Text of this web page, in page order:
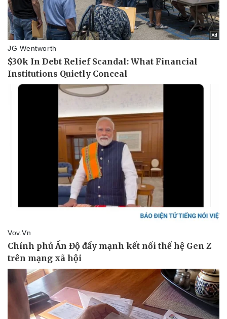
Thông tin doanh nghiệp
Doanh nghiệp 24h
Công nghệ
Sành điệu
Tin Công nghệ
Trải nghiệm
Chuyển đổi số